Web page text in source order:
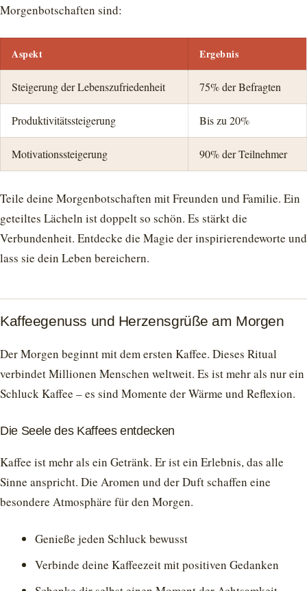
Morgenbotschaften sind:
Aspekt Ergebnis
Steigerung der Lebenszufriedenheit 75% der Befragten
Produktivitätssteigerung Bis zu 20%
Motivationssteigerung 90% der Teilnehmer
Teile deine Morgenbotschaften mit Freunden und Familie. Ein
geteiltes Lächeln ist doppelt so schön. Es stärkt die
Verbundenheit. Entdecke die Magie der inspirierendeworte und
lass sie dein Leben bereichern.
Kaffeegenuss und Herzensgrüße am Morgen
Der Morgen beginnt mit dem ersten Kaffee. Dieses Ritual
verbindet Millionen Menschen weltweit. Es ist mehr als nur ein
Schluck Kaffee – es sind Momente der Wärme und Reflexion.
Die Seele des Kaffees entdecken
Kaffee ist mehr als ein Getränk. Er ist ein Erlebnis, das alle
Sinne anspricht. Die Aromen und der Duft schaffen eine
besondere Atmosphäre für den Morgen.
Genieße jeden Schluck bewusst
Verbinde deine Kaffeezeit mit positiven Gedanken